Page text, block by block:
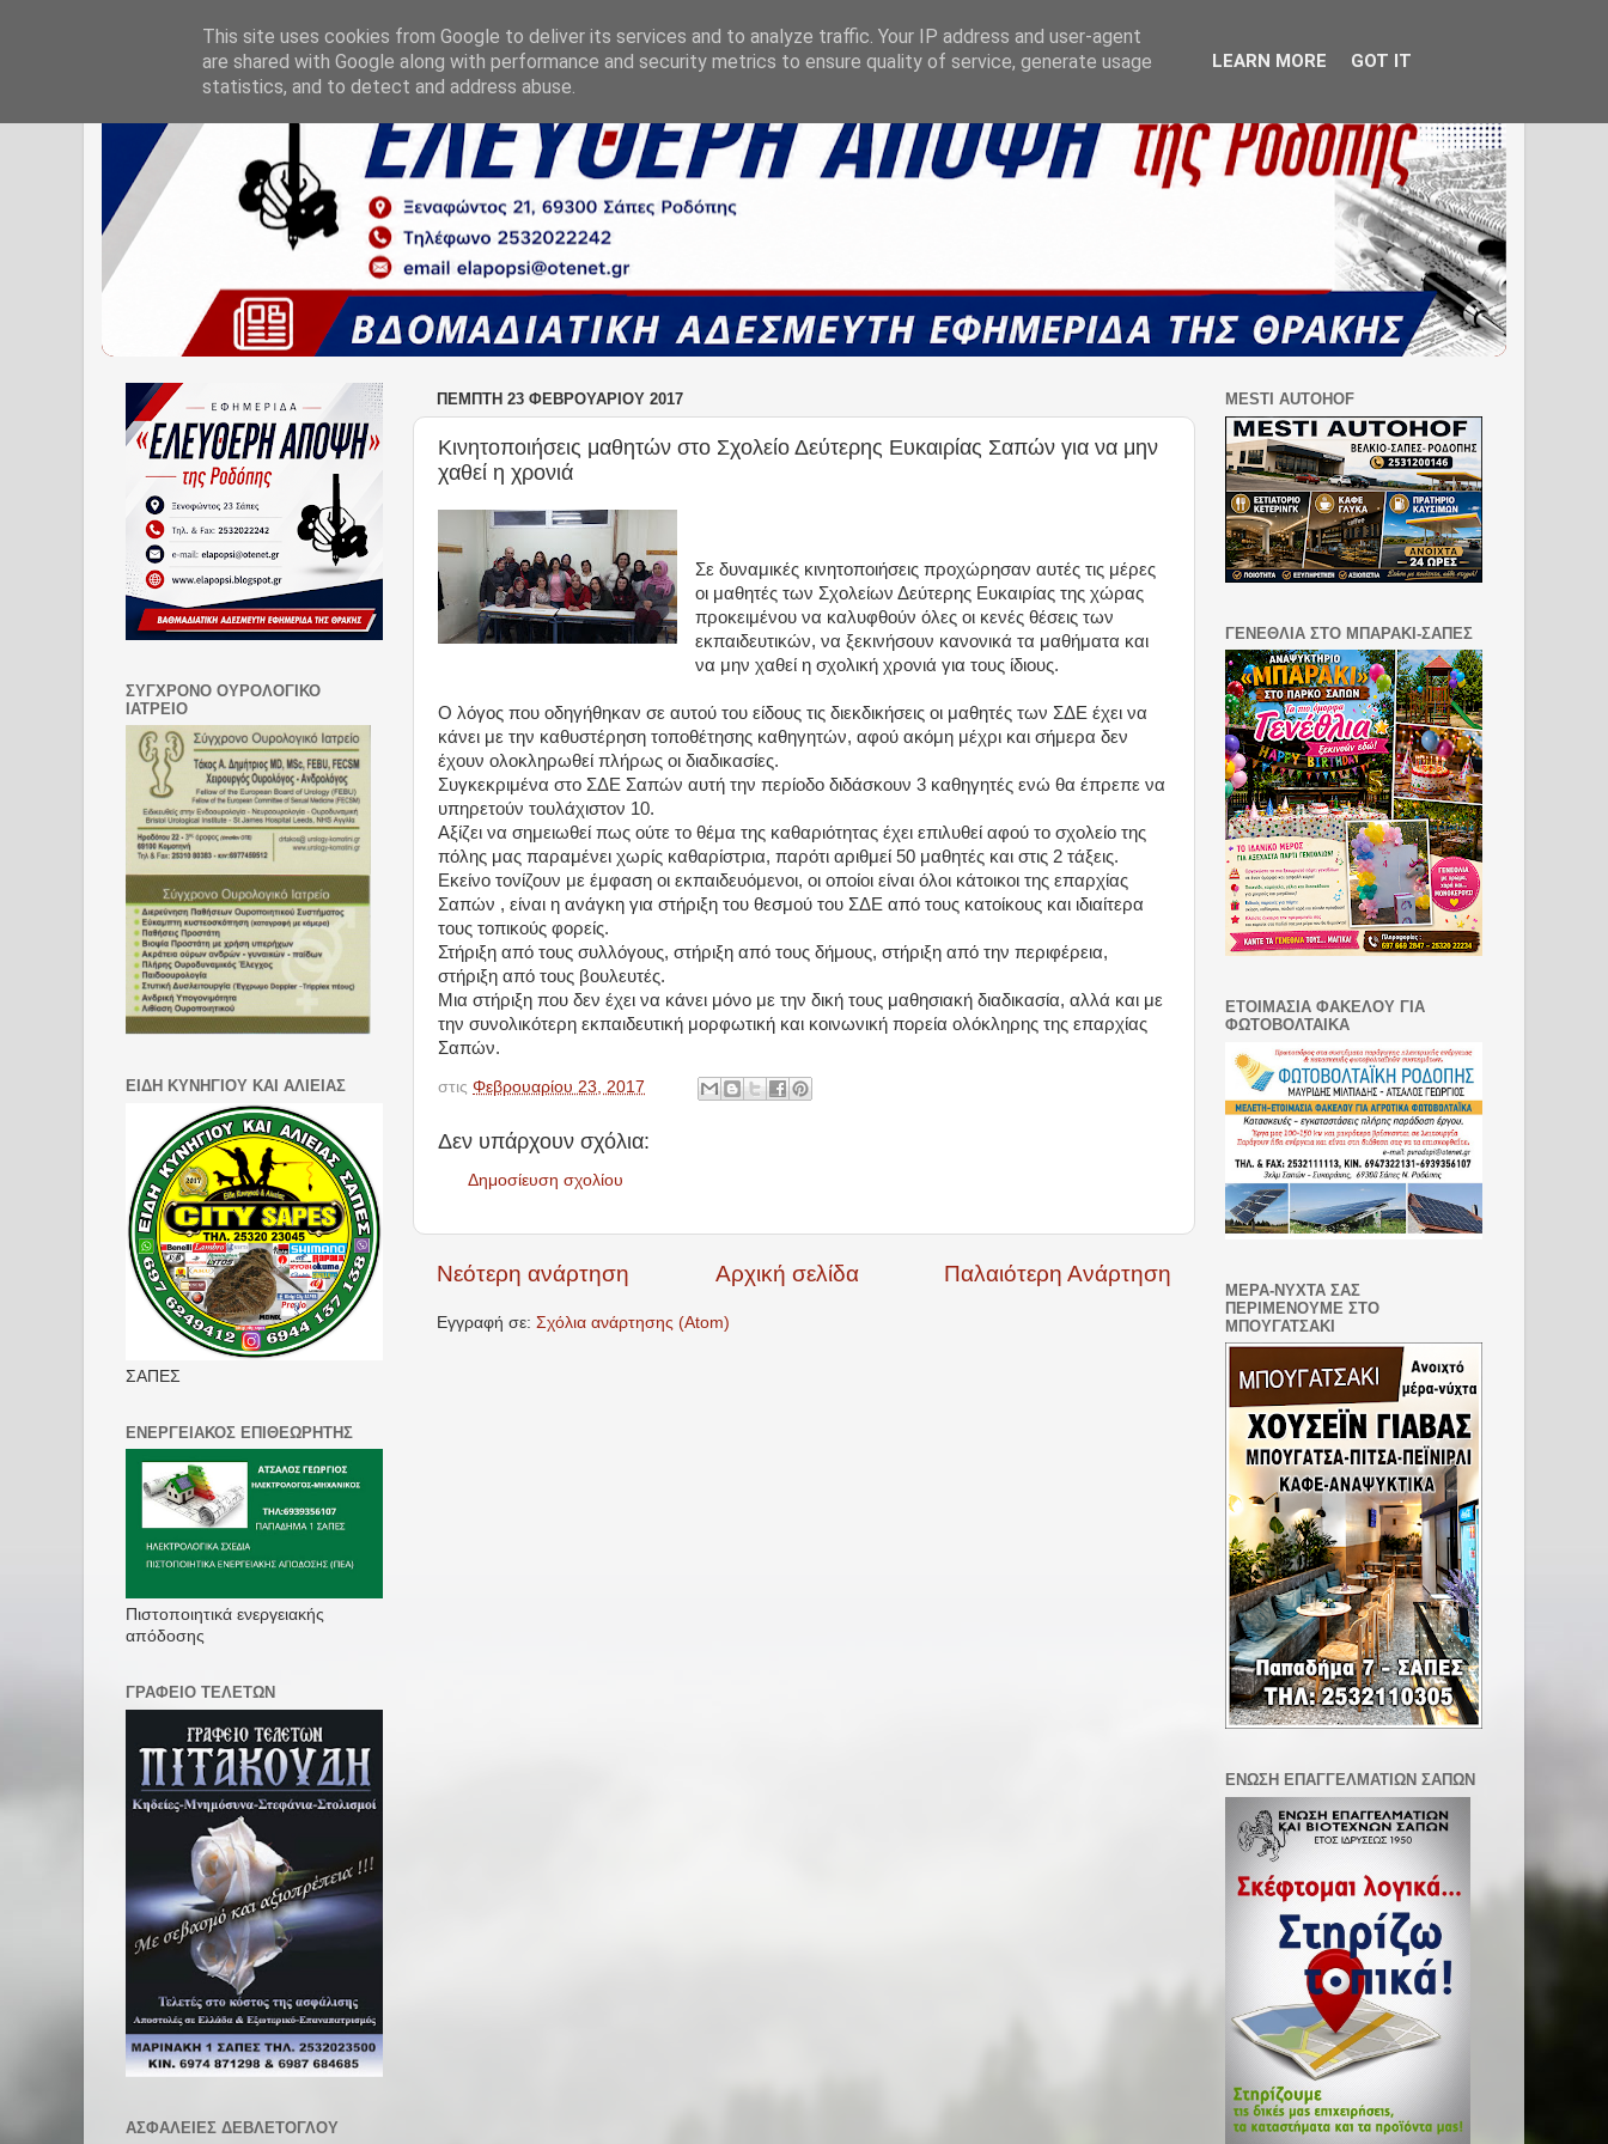
ΠΈΜΠΤΗ 23 ΦΕΒΡΟΥΑΡΊΟΥ 2017
Κινητοποιήσεις μαθητών στο Σχολείο Δεύτερης Ευκαιρίας Σαπών για να μην
χαθεί η χρονιά
Σε δυναμικές κινητοποιήσεις προχώρησαν αυτές τις μέρες
οι μαθητές των Σχολείων Δεύτερης Ευκαιρίας της χώρας
προκειμένου να καλυφθούν όλες οι κενές θέσεις των
εκπαιδευτικών, να ξεκινήσουν κανονικά τα μαθήματα και
να μην χαθεί η σχολική χρονιά για τους ίδιους.
Ο λόγος που οδηγήθηκαν σε αυτού του είδους τις διεκδικήσεις οι μαθητές των ΣΔΕ έχει να
κάνει με την καθυστέρηση τοποθέτησης καθηγητών, αφού ακόμη μέχρι και σήμερα δεν
έχουν ολοκληρωθεί πλήρως οι διαδικασίες.
Συγκεκριμένα στο ΣΔΕ Σαπών αυτή την περίοδο διδάσκουν 3 καθηγητές ενώ θα έπρεπε να
υπηρετούν τουλάχιστον 10.
Αξίζει να σημειωθεί πως ούτε το θέμα της καθαριότητας έχει επιλυθεί αφού το σχολείο της
πόλης μας παραμένει χωρίς καθαρίστρια, παρότι αριθμεί 50 μαθητές και στις 2 τάξεις.
Εκείνο τονίζουν με έμφαση οι εκπαιδευόμενοι, οι οποίοι είναι όλοι κάτοικοι της επαρχίας
Σαπών , είναι η ανάγκη για στήριξη του θεσμού του ΣΔΕ από τους κατοίκους και ιδιαίτερα
τους τοπικούς φορείς.
Στήριξη από τους συλλόγους, στήριξη από τους δήμους, στήριξη από την περιφέρεια,
στήριξη από τους βουλευτές.
Μια στήριξη που δεν έχει να κάνει μόνο με την δική τους μαθησιακή διαδικασία, αλλά και με
την συνολικότερη εκπαιδευτική μορφωτική και κοινωνική πορεία ολόκληρης της επαρχίας
Σαπών.
στις Φεβρουαρίου 23, 2017
Δεν υπάρχουν σχόλια:
Δημοσίευση σχολίου
Νεότερη ανάρτηση Παλαιότερη Ανάρτηση
Αρχική σελίδα
Εγγραφή σε: Σχόλια ανάρτησης (Atom)
ΣΥΓΧΡΟΝΟ ΟΥΡΟΛΟΓΙΚΟ
ΙΑΤΡΕΙΟ
ΕΙΔΗ ΚΥΝΗΓΙΟΥ ΚΑΙ ΑΛΙΕΙΑΣ
ΣΑΠΕΣ
ΕΝΕΡΓΕΙΑΚΟΣ ΕΠΙΘΕΩΡΗΤΗΣ
Πιστοποιητικά ενεργειακής
απόδοσης
ΓΡΑΦΕΙΟ ΤΕΛΕΤΩΝ
ΑΣΦΑΛΕΙΕΣ ΔΕΒΛΕΤΟΓΛΟΥ
MESTI AUTOHOF
ΓΕΝΕΘΛΙΑ ΣΤΟ ΜΠΑΡΑΚΙ-ΣΑΠΕΣ
ΕΤΟΙΜΑΣΙΑ ΦΑΚΕΛΟΥ ΓΙΑ
ΦΩΤΟΒΟΛΤΑΙΚΑ
ΜΕΡΑ-ΝΥΧΤΑ ΣΑΣ
ΠΕΡΙΜΕΝΟΥΜΕ ΣΤΟ
ΜΠΟΥΓΑΤΣΑΚΙ
ΕΝΩΣΗ ΕΠΑΓΓΕΛΜΑΤΙΩΝ ΣΑΠΩΝ
This site uses cookies from Google to deliver its services and to analyze traffic. Your IP address and user-agent
are shared with Google along with performance and security metrics to ensure quality of service, generate usage
statistics, and to detect and address abuse.
LEARN MORE GOT IT